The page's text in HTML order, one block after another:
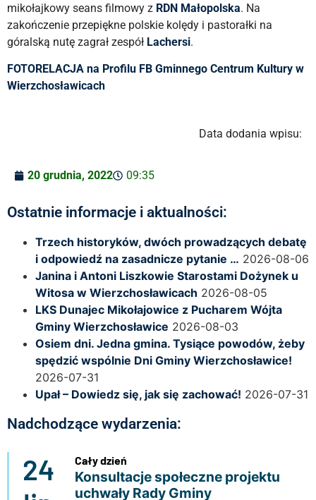
mikołajkowy seans filmowy z RDN Małopolska. Na
zakończenie przepiękne polskie kolędy i pastorałki na
góralską nutę zagrał zespół Lachersi.
FOTORELACJA na Profilu FB Gminnego Centrum Kultury w
Wierzchosławicach
Data dodania wpisu:
20 grudnia, 2022 09:35
Ostatnie informacje i aktualności:
Trzech historyków, dwóch prowadzących debatę
i odpowiedź na zasadnicze pytanie … 2026-08-06
Janina i Antoni Liszkowie Starostami Dożynek u
Witosa w Wierzchosławicach 2026-08-05
LKS Dunajec Mikołajowice z Pucharem Wójta
Gminy Wierzchosławice 2026-08-03
Osiem dni. Jedna gmina. Tysiące powodów, żeby
spędzić wspólnie Dni Gminy Wierzchosławice!
2026-07-31
Upał – Dowiedz się, jak się zachować! 2026-07-31
Nadchodzące wydarzenia:
24
Cały dzień
Konsultacje społeczne projektu
uchwały Rady Gminy